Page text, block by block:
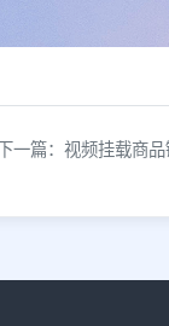
一篇：视频挂载商